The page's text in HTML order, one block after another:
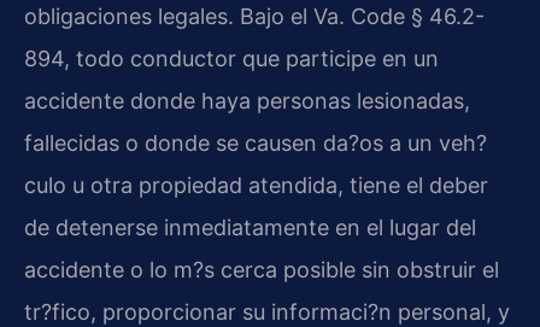
obligaciones legales. Bajo el Va. Code § 46.2-
894, todo conductor que participe en un
accidente donde haya personas lesionadas,
fallecidas o donde se causen da?os a un veh?
culo u otra propiedad atendida, tiene el deber
de detenerse inmediatamente en el lugar del
accidente o lo m?s cerca posible sin obstruir el
tr?fico, proporcionar su informaci?n personal, y